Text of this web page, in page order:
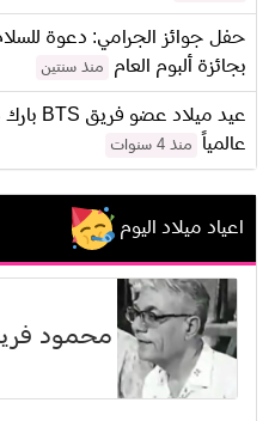
حفل جوائز الجرامي: دعوة
بجائزة ألبوم العام
منذ سنتين
عالمياً
منذ 4 سنوات
اعياد ميلاد اليوم
محمود